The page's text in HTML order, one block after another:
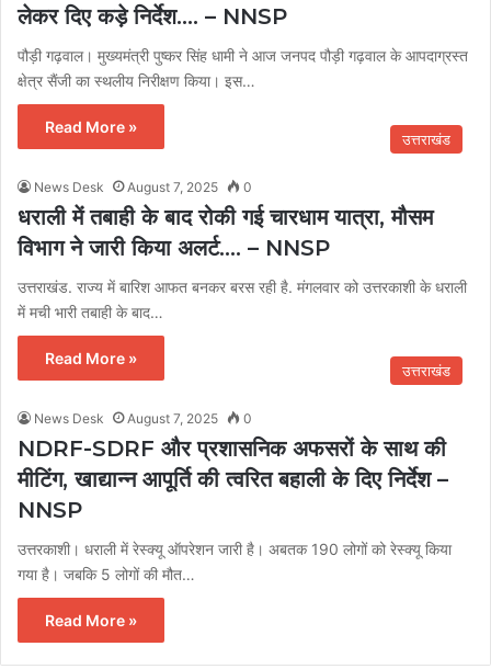
लेकर दिए कड़े निर्देश…. – NNSP
पौड़ी गढ़वाल। मुख्यमंत्री पुष्कर सिंह धामी ने आज जनपद पौड़ी गढ़वाल के आपदाग्रस्त
क्षेत्र सैंजी का स्थलीय निरीक्षण किया। इस…
Read More »
उत्तराखंड
News Desk August 7, 2025 0
धराली में तबाही के बाद रोकी गई चारधाम यात्रा, मौसम
विभाग ने जारी किया अलर्ट…. – NNSP
उत्तराखंड. राज्य में बारिश आफत बनकर बरस रही है. मंगलवार को उत्तरकाशी के धराली
में मची भारी तबाही के बाद…
Read More »
उत्तराखंड
News Desk August 7, 2025 0
NDRF-SDRF और प्रशासनिक अफसरों के साथ की
मीटिंग, खाद्यान्न आपूर्ति की त्वरित बहाली के दिए निर्देश –
NNSP
उत्तरकाशी। धराली में रेस्क्यू ऑपरेशन जारी है। अबतक 190 लोगों को रेस्क्यू किया
गया है। जबकि 5 लोगों की मौत…
Read More »